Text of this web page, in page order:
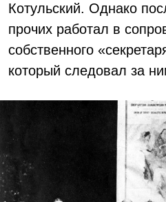
Котульский. Однако
прочих работал в
собственного
который следовал за